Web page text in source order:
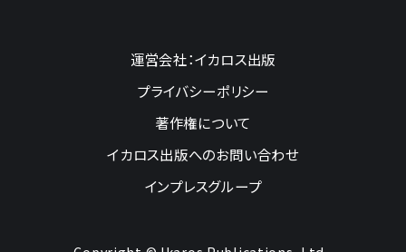
運営会社：イカロス出版
プライバシーポリシー
著作権について
イカロス出版へのお問い合わせ
インプレスグループ